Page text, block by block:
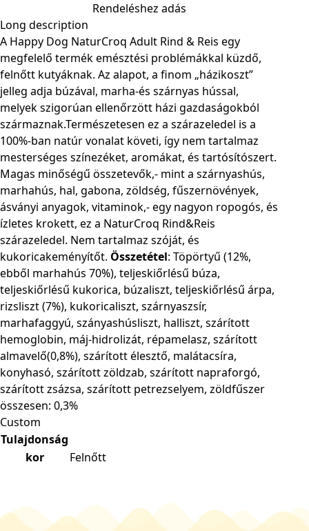
Rendeléshez adás
Long description
A Happy Dog NaturCroq Adult Rind & Reis egy
megfelelő termék emésztési problémákkal küzdő,
felnőtt kutyáknak. Az alapot, a finom „házikoszt”
jelleg adja búzával, marha-és szárnyas hússal,
melyek szigorúan ellenőrzött házi gazdaságokból
származnak.Természetesen ez a szárazeledel is a
100%-ban natúr vonalat követi, így nem tartalmaz
mesterséges színezéket, aromákat, és tartósítószert.
Magas minőségű összetevők,- mint a szárnyashús,
marhahús, hal, gabona, zöldség, fűszernövények,
ásványi anyagok, vitaminok,- egy nagyon ropogós, és
ízletes krokett, ez a NaturCroq Rind&Reis
szárazeledel. Nem tartalmaz szóját, és
kukoricakeményítőt. Összetétel: Töpörtyű (12%,
ebből marhahús 70%), teljeskiőrlésű búza,
teljeskiőrlésű kukorica, búzaliszt, teljeskiőrlésű árpa,
rizsliszt (7%), kukoricaliszt, szárnyaszsír,
marhafaggyú, szányashúsliszt, halliszt, szárított
hemoglobin, máj-hidrolizát, répamelasz, szárított
almavelő(0,8%), szárított élesztő, malátacsíra,
konyhasó, szárított zöldzab, szárított napraforgó,
szárított zsázsa, szárított petrezselyem, zöldfűszer
összesen: 0,3%
Custom
Tulajdonság
kor
Felnőtt